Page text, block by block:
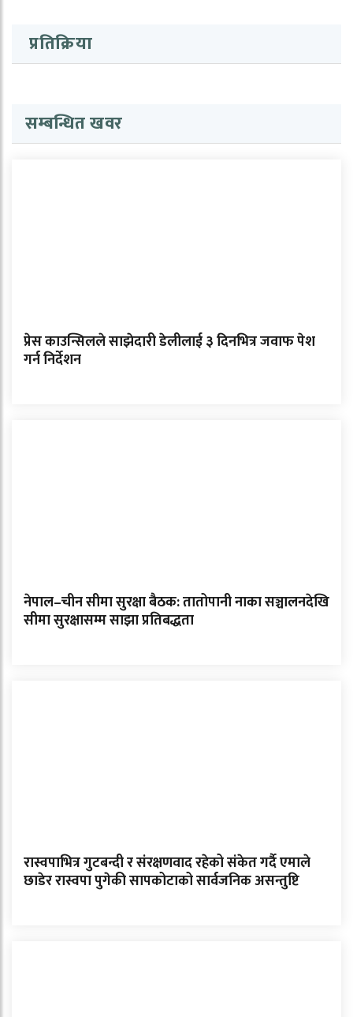
प्रतिक्रिया
सम्बन्धित खवर
प्रेस काउन्सिलले साझेदारी डेलीलाई ३ दिनभित्र जवाफ पेश
गर्न निर्देशन
नेपाल–चीन सीमा सुरक्षा बैठक: तातोपानी नाका सञ्चालनदेखि
सीमा सुरक्षासम्म साझा प्रतिबद्धता
रास्वपाभित्र गुटबन्दी र संरक्षणवाद रहेको संकेत गर्दै एमाले
छाडेर रास्वपा पुगेकी सापकोटाको सार्वजनिक असन्तुष्टि